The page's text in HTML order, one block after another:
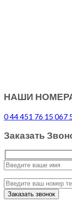
НАШИ
0 44 451 76 15067
Заказать